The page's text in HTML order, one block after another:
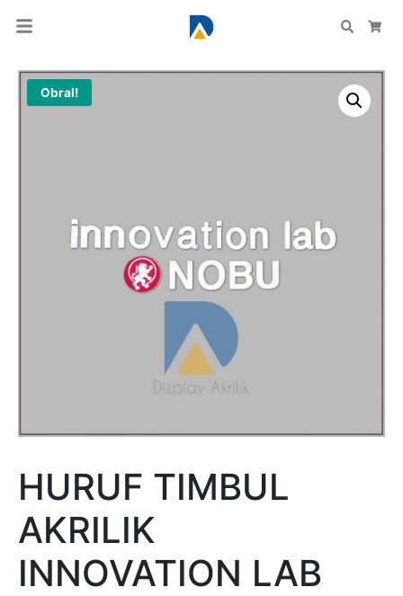
Search
Obral!
HURUF TIMBUL
AKRILIK
INNOVATION LAB